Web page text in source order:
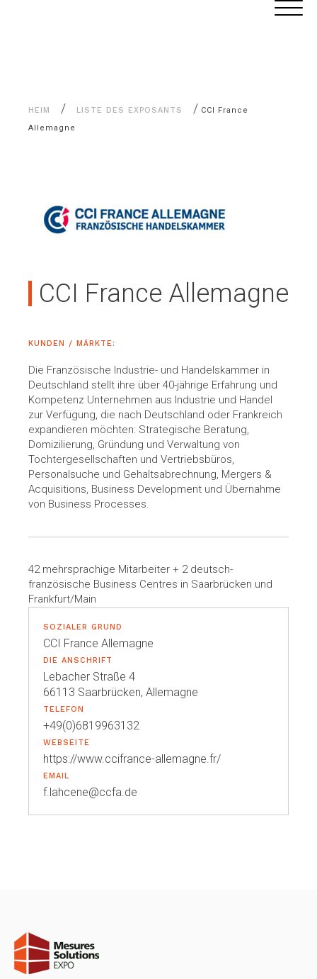
HEIM / LISTE DES EXPOSANTS / CCI France
Allemagne
CCI France Allemagne
KUNDEN / MÄRKTE:
Die Französische Industrie- und Handelskammer in
Deutschland stellt ihre über 40-jährige Erfahrung und
Kompetenz Unternehmen aus Industrie und Handel
zur Verfügung, die nach Deutschland oder Frankreich
expandieren möchten: Strategische Beratung,
Domizilierung, Gründung und Verwaltung von
Tochtergesellschaften und Vertriebsbüros,
Personalsuche und Gehaltsabrechnung, Mergers &
Acquisitions, Business Development und Übernahme
von Business Processes.
42 mehrsprachige Mitarbeiter + 2 deutsch-
französische Business Centres in Saarbrücken und
Frankfurt/Main
SOZIALER GRUND
CCI France Allemagne
DIE ANSCHRIFT
Lebacher Straße 4
66113 Saarbrücken, Allemagne
TELEFON
+49(0)6819963132
WEBSEITE
https://www.ccifrance-allemagne.fr/
EMAIL
f.lahcene@ccfa.de